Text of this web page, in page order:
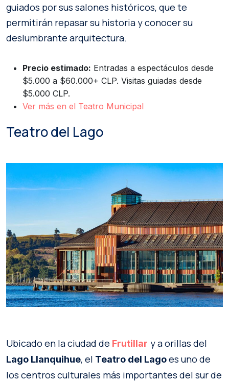
guiados por sus salones históricos, que te
permitirán repasar su historia y conocer su
deslumbrante arquitectura.
Precio estimado: Entradas a espectáculos desde
$5.000 a $60.000+ CLP. Visitas guiadas desde
$5.000 CLP.
Ver más en el Teatro Municipal
Teatro del Lago
Ubicado en la ciudad de Frutillar y a orillas del
Lago Llanquihue, el Teatro del Lagoes uno de
los centros culturales más importantes del sur de